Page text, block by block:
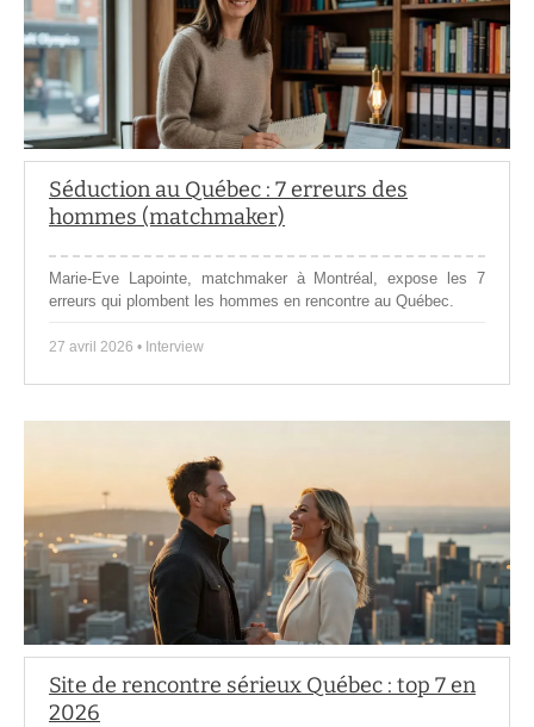
Séduction au Québec : 7 erreurs des
hommes (matchmaker)
Marie-Eve Lapointe, matchmaker à Montréal, expose les 7
erreurs qui plombent les hommes en rencontre au Québec.
27 avril 2026 • Interview
Site de rencontre sérieux Québec : top 7 en
2026